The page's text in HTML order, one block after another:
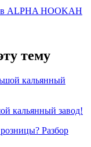
тему
кальянный завод!